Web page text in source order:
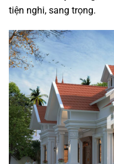
tiện nghi, sang trọng.